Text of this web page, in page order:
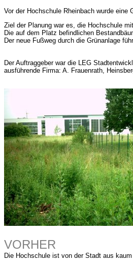
Vor der Hochschule Rheinbach wurde
Ziel der Planung war es, die Hochschule
Die auf dem Platz befindlichen
Der neue Fußweg durch die Grünanlage
Der Auftraggeber war die LEG
ausführende Firma: A. Frauenrath,
VORHER
Die Hochschule ist von der Stadt aus